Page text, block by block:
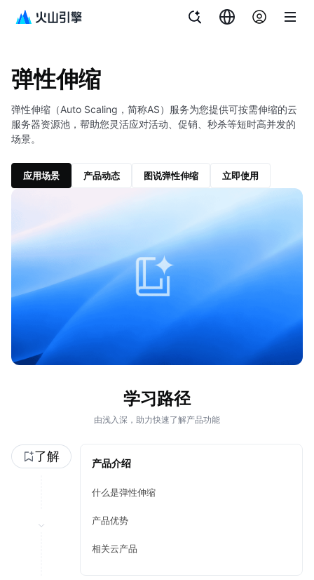
弹性伸缩
弹性伸缩
弹性伸缩（Auto Scaling，简称AS）服务为您提供可按需伸缩的云
服务器资源池，帮助您灵活应对活动、促销、秒杀等短时高并发的
场景。
应用场景 产品动态 图说弹性伸缩 立即使用
学习路径
由浅入深，助力快速了解产品功能
了解 产品介绍
什么是弹性伸缩
产品优势
相关云产品